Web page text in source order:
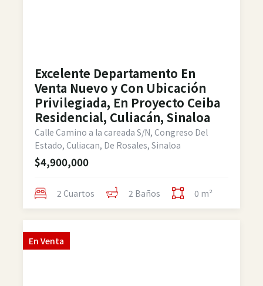
Excelente Departamento En
Venta Nuevo y Con Ubicación
Privilegiada, En Proyecto Ceiba
Residencial, Culiacán, Sinaloa
Calle Camino a la careada S/N, Congreso Del
Estado, Culiacan, De Rosales, Sinaloa
$4,900,000
2 Cuartos 2 Baños 0 m²
En Venta